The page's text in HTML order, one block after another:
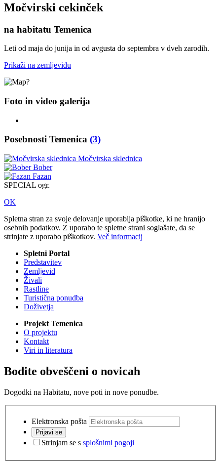
Močvirski cekinček
na habitatu Temenica
Leti od maja do junija in od avgusta do septembra v dveh zarodih.
Prikaži na zemljevidu
Foto in video galerija
Posebnosti Temenica (3)
Močvirska sklednica
Bober
Fazan
SPECIAL ogr.
OK
Spletna stran za svoje delovanje uporablja piškotke, ki ne hranijo
osebnih podatkov. Z uporabo te spletne strani soglašate, da se
strinjate z uporabo piškotkov. Več informacij
Spletni Portal
Predstavitev
Zemljevid
Živali
Rastline
Turistična ponudba
Doživetja
Projekt Temenica
O projektu
Kontakt
Viri in literatura
Bodite obveščeni o novicah
Dogodki na Habitatu, nove poti in nove ponudbe.
Elektronska pošta
Prijavi se
Strinjam se s splošnimi pogoji